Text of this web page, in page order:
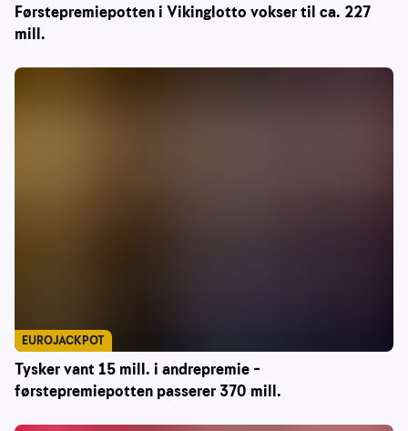
Førstepremiepotten i Vikinglotto vokser til ca. 227
mill.
Tysker vant 15 mill. i andrepremie –
førstepremiepotten passerer 370 mill.
EUROJACKPOT